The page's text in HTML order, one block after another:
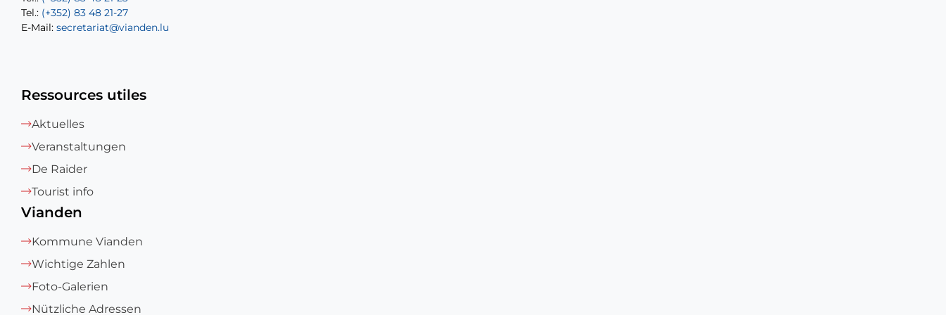
Tel.: (+352) 83 48 21-27
E-Mail: secretariat@vianden.lu
E-Mail:sofia.carvalho@vianden.lu
E-Mail: diane.storn@vianden.lu
Ressources utiles
Aktuelles
Veranstaltungen
De Raider
Tourist info
Vianden
Kommune Vianden
Wichtige Zahlen
Foto-Galerien
Nützliche Adressen